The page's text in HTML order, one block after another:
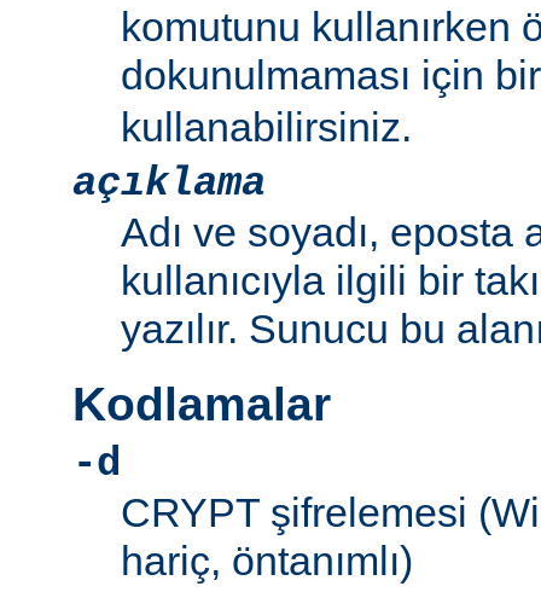
komutunu kullanırken
dokunulmaması için
kullanabilirsiniz.
açıklama
Adı ve soyadı, eposta
kullanıcıyla ilgili bir
yazılır. Sunucu bu
Kodlamalar
-d
CRYPT şifrelemesi
hariç, öntanımlı)